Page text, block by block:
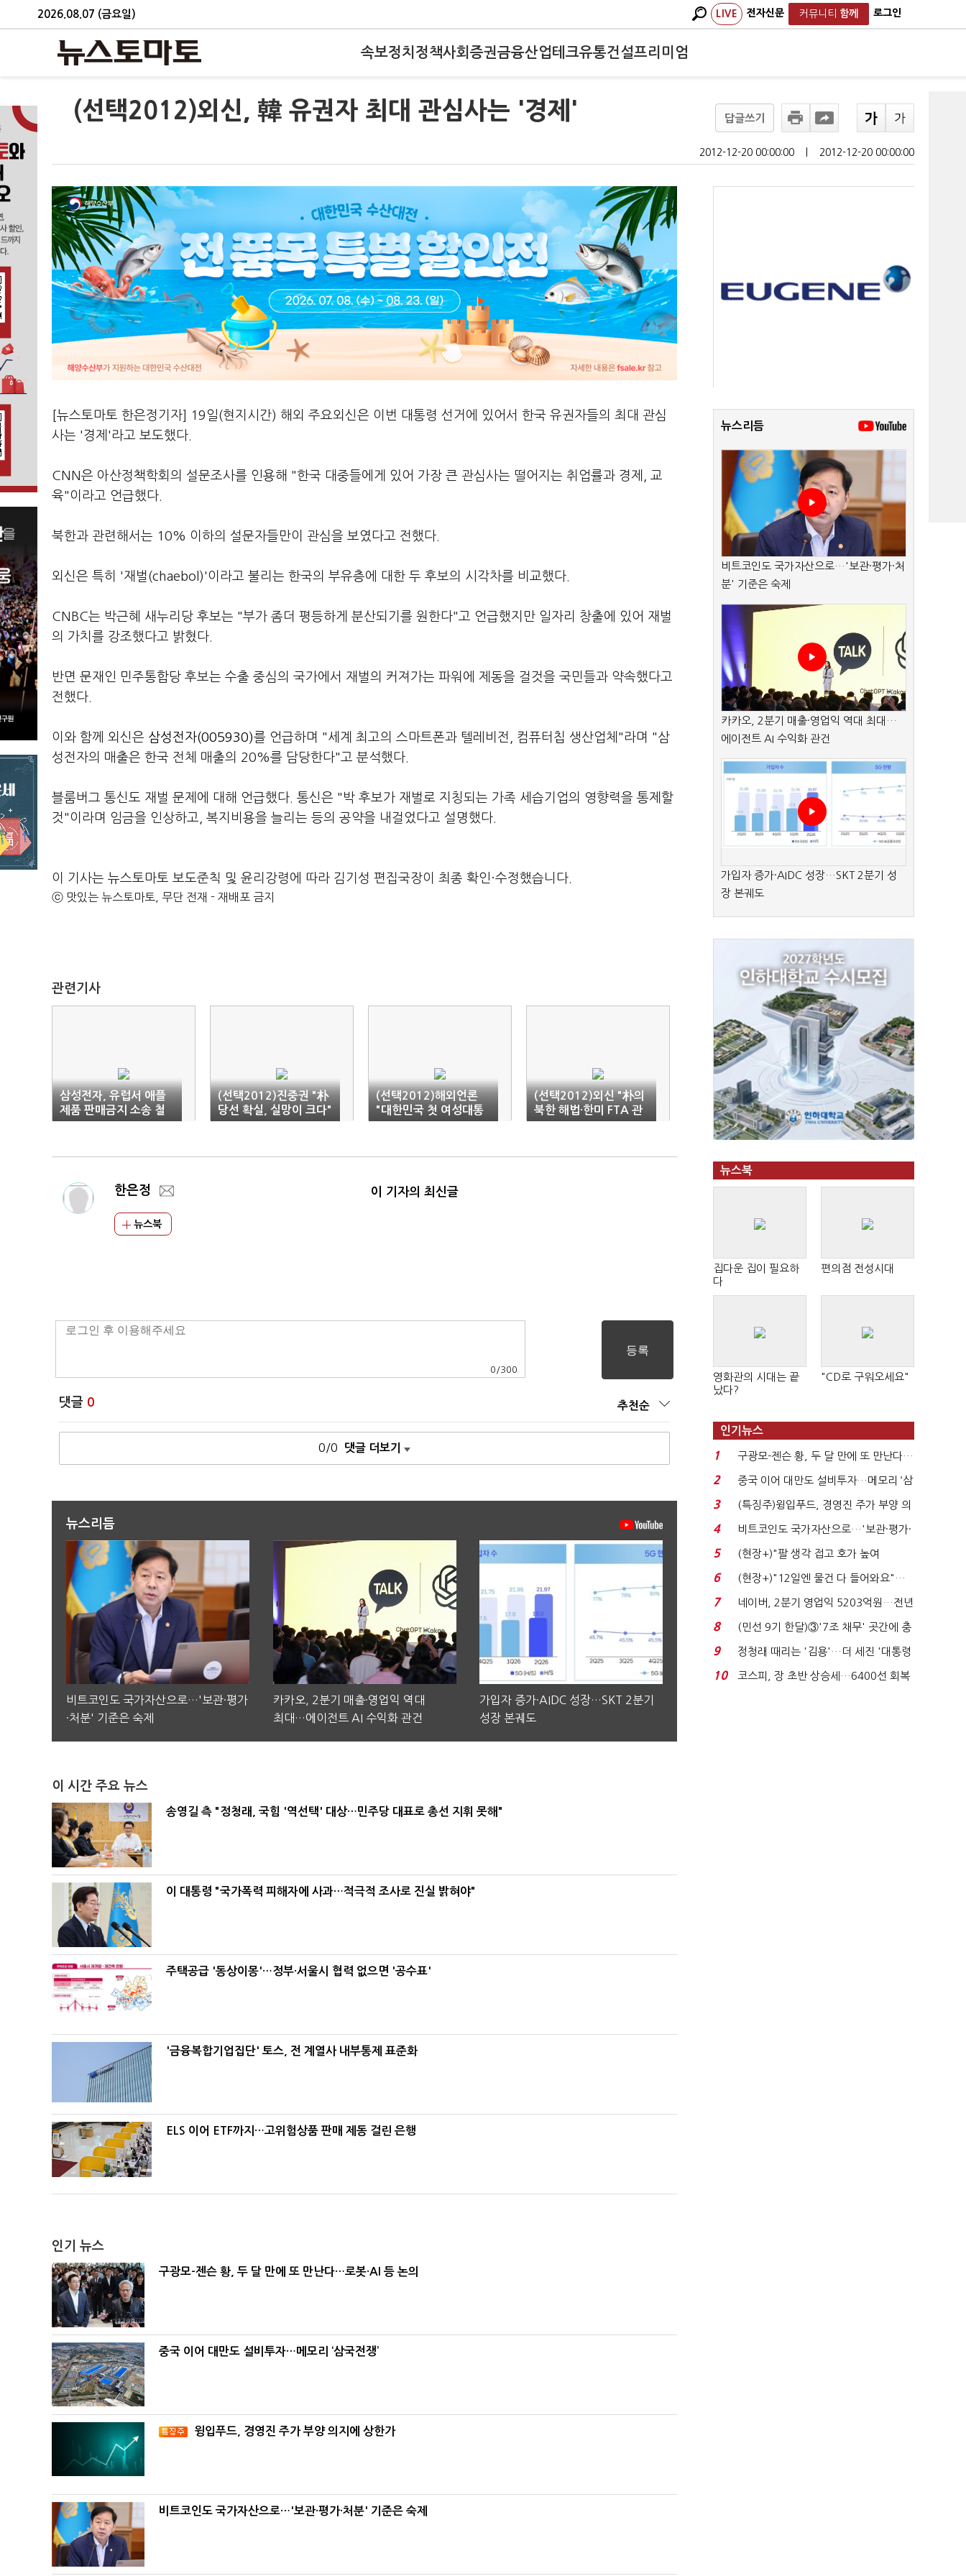
2026.08.07 (금요일) LIVE 전자신문 커뮤니티 함께 로그인
속보정치 정책사회 증권금융산업테크유통건설프리미엄
(선택2012)외신, 韓 유권자 최대 관심사는 '경제' 답글쓰기
2012-12-20 00:00:00 2012-12-20 00:00:00
[뉴스토마토 한은정기자] 19일(현지시간) 해외 주요외신은 이번 대통령 선거에 있어서 한국 유권자들의 최대 관심
사는 '경제'라고 보도했다.
CNN은 아산정책학회의 설문조사를 인용해 "한국 대중들에게 있어 가장 큰 관심사는 떨어지는 취업률과 경제, 교
육"이라고 언급했다.
북한과 관련해서는 10% 이하의 설문자들만이 관심을 보였다고 전했다.
외신은 특히 '재벌(chaebol)'이라고 불리는 한국의 부유층에 대한 두 후보의 시각차를 비교했다.
CNBC는 박근혜 새누리당 후보는 "부가 좀더 평등하게 분산되기를 원한다"고 언급했지만 일자리 창출에 있어 재벌
의 가치를 강조했다고 밝혔다.
반면 문재인 민주통합당 후보는 수출 중심의 국가에서 재벌의 커져가는 파워에 제동을 걸것을 국민들과 약속했다고
전했다.
이와 함께 외신은 삼성전자(005930)를 언급하며 "세계 최고의 스마트폰과 텔레비전, 컴퓨터칩 생산업체"라며 "삼
성전자의 매출은 한국 전체 매출의 20%를 담당한다"고 분석했다.
블룸버그 통신도 재벌 문제에 대해 언급했다. 통신은 "박 후보가 재벌로 지칭되는 가족 세습기업의 영향력을 통제할
것"이라며 임금을 인상하고, 복지비용을 늘리는 등의 공약을 내걸었다고 설명했다.
이 기사는 뉴스토마토 보도준칙 및 윤리강령에 따라 김기성 편집국장이 최종 확인·수정했습니다.
ⓒ 맛있는 뉴스토마토, 무단 전재 - 재배포 금지
관련기사
삼성전자, 유럽서 애플
제품 판매금지 소송 철
회
(선택2012)진중권 "朴
당선 확실, 실망이 크다"
(선택2012)해외언론
"대한민국 첫 여성대통
령 탄생" 타전
(선택2012)외신 "朴의
북한 해법·한미 FTA 관
심"
한은정
뉴스북
이 기자의 최신글
0 /300
댓글 0 추천순
0/0 댓글 더보기
뉴스리듬
비트코인도 국가자산으로…'보관·평가
·처분' 기준은 숙제
카카오, 2분기 매출·영업익 역대
최대…에이전트 AI 수익화 관건
가입자 증가·AIDC 성장…SKT 2분기
성장 본궤도
이 시간 주요 뉴스
송영길 측 "정청래, 국힘 '역선택' 대상…민주당 대표로 총선 지휘 못해"
이 대통령 "국가폭력 피해자에 사과…적극적 조사로 진실 밝혀야"
주택공급 '동상이몽'…정부·서울시 협력 없으면 '공수표'
'금융복합기업집단' 토스, 전 계열사 내부통제 표준화
ELS 이어 ETF까지…고위험상품 판매 제동 걸린 은행
인기 뉴스
구광모-젠슨 황, 두 달 만에 또 만난다…로봇·AI 등 논의
중국 이어 대만도 설비투자…메모리 ‘삼국전쟁’
윙입푸드, 경영진 주가 부양 의지에 상한가
비트코인도 국가자산으로…'보관·평가·처분' 기준은 숙제
뉴스리듬
비트코인도 국가자산으로…'보관·평가·처
분' 기준은 숙제
카카오, 2분기 매출·영업익 역대 최대…
에이전트 AI 수익화 관건
가입자 증가·AIDC 성장…SKT 2분기 성
장 본궤도
뉴스북
집다운 집이 필요하
다
편의점 전성시대
영화관의 시대는 끝
났다?
"CD로 구워오세요"
인기뉴스
1
구광모-젠슨 황, 두 달 만에 또 만난다…
로봇·AI 등 논...
2
중국 이어 대만도 설비투자…메모리 ‘삼
국전쟁’
3
(특징주)윙입푸드, 경영진 주가 부양 의
지에 상한가...
4
비트코인도 국가자산으로…'보관·평가·
처분' 기준은 ...
5
(현장+)"팔 생각 접고 호가 높여
요"…'덜 똘똘한 한 채' 20...
6
(현장+)"12일엔 물건 다 들어와요"…
빈 매대 채우며 문 연 ...
7
네이버, 2분기 영업익 5203억원…전년
비 0.2% 감소...
8
(민선 9기 한달)③'7조 채무' 곳간에 충
격…추미애, 20년...
9
정청래 때리는 '김용'…더 세진 '대통령
최측근' 입...
10
코스피, 장 초반 상승세…6400선 회복